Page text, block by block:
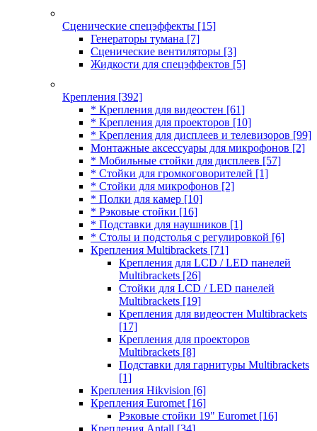
Сценические спецэффекты [15]
Генераторы тумана [7]
Сценические вентиляторы [3]
Жидкости для спецэффектов [5]
Крепления [392]
* Крепления для видеостен [61]
* Крепления для проекторов [10]
* Крепления для дисплеев и телевизоров [99]
Монтажные аксессуары для микрофонов [2]
* Мобильные стойки для дисплеев [57]
* Стойки для громкоговорителей [1]
* Стойки для микрофонов [2]
* Полки для камер [10]
* Рэковые стойки [16]
* Подставки для наушников [1]
* Столы и подстолья с регулировкой [6]
Крепления Multibrackets [71]
Крепления для LCD / LED панелей
Multibrackets [26]
Стойки для LCD / LED панелей
Multibrackets [19]
Крепления для видеостен Multibrackets
[17]
Крепления для проекторов
Multibrackets [8]
Подставки для гарнитуры Multibrackets
[1]
Крепления Hikvision [6]
Крепления Euromet [16]
Рэковые стойки 19" Euromet [16]
Крепления Antall [34]